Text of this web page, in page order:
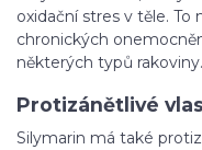
oxidační stres v těle.
chronických
některých typů rakoviny.
Protizánětlivé
Silymarin má také